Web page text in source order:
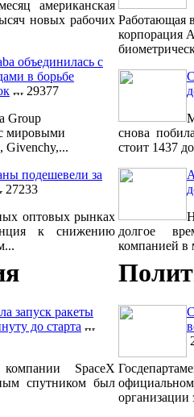
американская
новых рабочих
объединилась с
в борьбе
29377
Group
мировыми
Givenchy,...
подешевели за
27233
оптовых рынках
к снижению
Работающая
корпорация
снова
стоит 1437
долгое
компанией в
запуск ракеты
до старта
компании SpaceX
спутником был
организации